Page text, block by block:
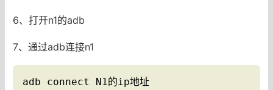
6、打开n1的adb
7、通过adb连接n1
adb connect N1的ip地址